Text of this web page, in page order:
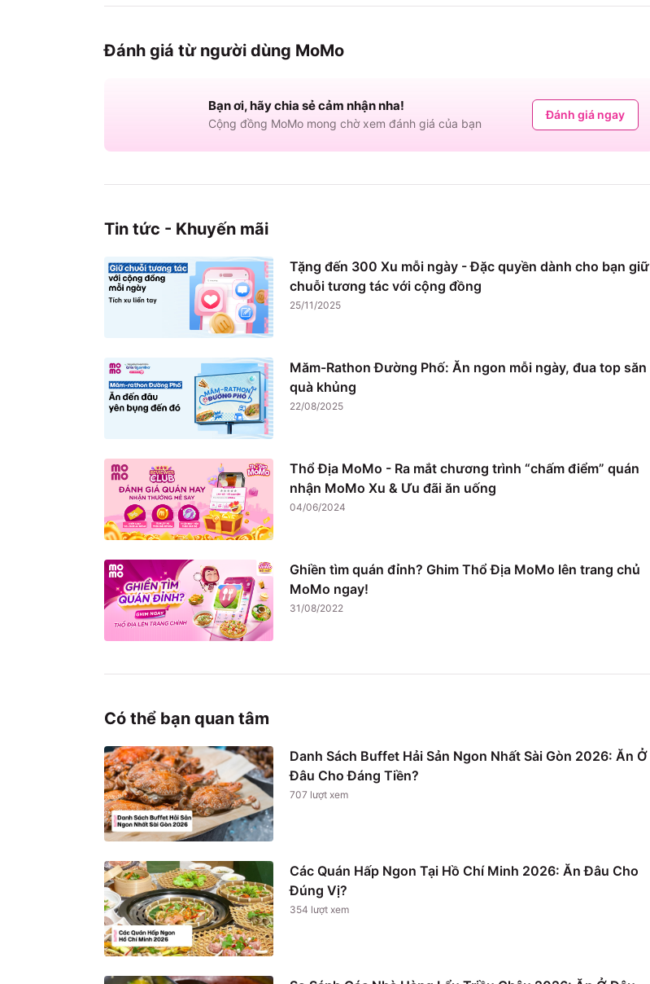
Đánh giá từ người dùng MoMo
Bạn ơi, hãy chia sẻ cảm nhận nha!
Cộng đồng MoMo mong chờ xem đánh giá của bạn
Đánh giá ngay
Tin tức - Khuyến mãi
Tặng đến 300 Xu mỗi ngày - Đặc quyền dành cho bạn giữ
chuỗi tương tác với cộng đồng
25/11/2025
Măm-Rathon Đường Phố: Ăn ngon mỗi ngày, đua top săn
quà khủng
22/08/2025
Thổ Địa MoMo - Ra mắt chương trình “chấm điểm” quán
nhận MoMo Xu & Ưu đãi ăn uống
04/06/2024
Ghiền tìm quán đỉnh? Ghim Thổ Địa MoMo lên trang chủ
MoMo ngay!
31/08/2022
Có thể bạn quan tâm
Danh Sách Buffet Hải Sản Ngon Nhất Sài Gòn 2026: Ăn Ở
Đâu Cho Đáng Tiền?
707 lượt xem
Các Quán Hấp Ngon Tại Hồ Chí Minh 2026: Ăn Đâu Cho
Đúng Vị?
354 lượt xem